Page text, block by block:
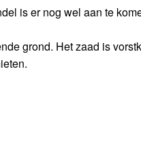
is er nog wel aan te
grond. Het zaad is